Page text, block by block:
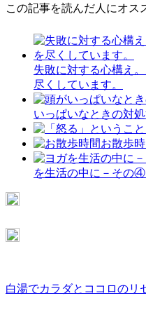
この記事を読んだ人にオス
失敗に対する心構え
尽くしています。
いっぱいなときの対
お散歩
を生活の中に－その
白湯でカラダとココロのリ